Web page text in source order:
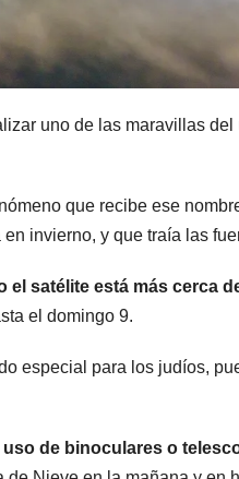
uno de las maravillas
que recibe ese
invierno, y que traía las
el satélite está más cerca
el domingo 9.
especial para los judíos,
uso de binoculares o